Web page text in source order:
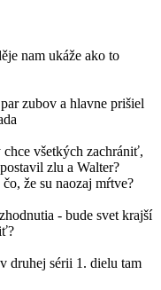
nam ukáže ako to
zubov a hlavne prišiel
všetkých zachrániť,
zlu a Walter?
že su naozaj mŕtve?
- bude svet krajší
druhej sérii 1. dielu tam